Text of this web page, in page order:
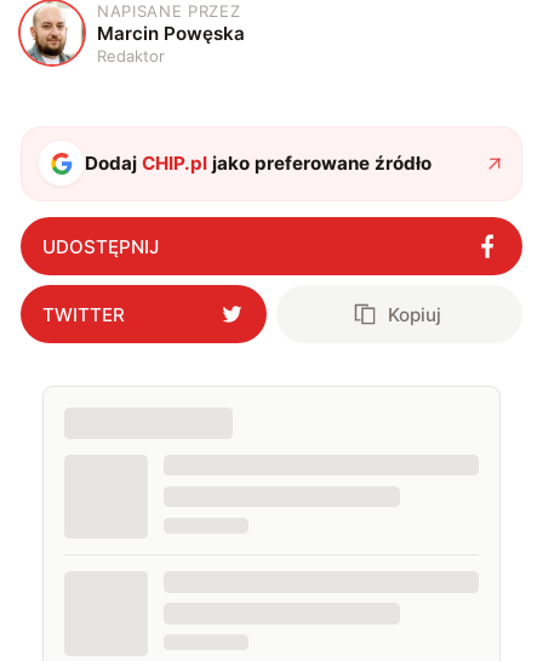
M
NAPISANE PRZEZ
Marcin Powęska
Redaktor
DodajCHIP.pl jako preferowane źródło
UDOSTĘPNIJ
TWITTER Kopiuj